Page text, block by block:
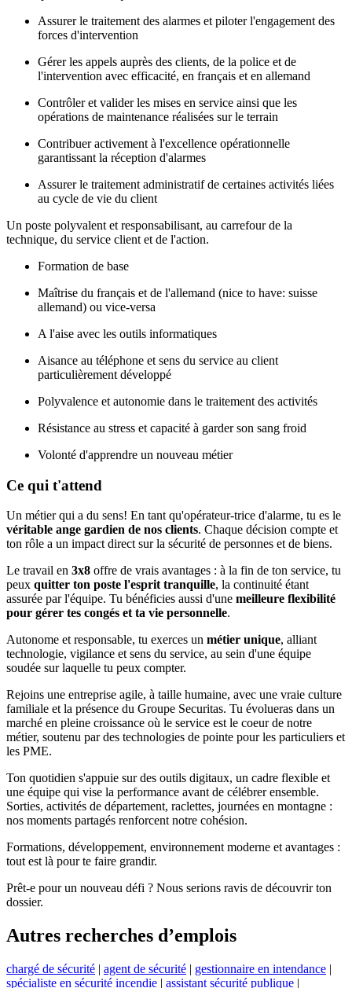
Assurer le traitement des alarmes et piloter l'engagement des
forces d'intervention
Gérer les appels auprès des clients, de la police et de
l'intervention avec efficacité, en français et en allemand
Contrôler et valider les mises en service ainsi que les
opérations de maintenance réalisées sur le terrain
Contribuer activement à l'excellence opérationnelle
garantissant la réception d'alarmes
Assurer le traitement administratif de certaines activités liées
au cycle de vie du client
Un poste polyvalent et responsabilisant, au carrefour de la
technique, du service client et de l'action.
Formation de base
Maîtrise du français et de l'allemand (nice to have: suisse
allemand) ou vice-versa
A l'aise avec les outils informatiques
Aisance au téléphone et sens du service au client
particulièrement développé
Polyvalence et autonomie dans le traitement des activités
Résistance au stress et capacité à garder son sang froid
Volonté d'apprendre un nouveau métier
Ce qui t'attend
Un métier qui a du sens! En tant qu'opérateur-trice d'alarme, tu es le
véritable ange gardien de nos clients. Chaque décision compte et
ton rôle a un impact direct sur la sécurité de personnes et de biens.
Le travail en 3x8 offre de vrais avantages : à la fin de ton service, tu
peux quitter ton poste l'esprit tranquille, la continuité étant
assurée par l'équipe. Tu bénéficies aussi d'une meilleure flexibilité
pour gérer tes congés et ta vie personnelle.
Autonome et responsable, tu exerces un métier unique, alliant
technologie, vigilance et sens du service, au sein d'une équipe
soudée sur laquelle tu peux compter.
Rejoins une entreprise agile, à taille humaine, avec une vraie culture
familiale et la présence du Groupe Securitas. Tu évolueras dans un
marché en pleine croissance où le service est le coeur de notre
métier, soutenu par des technologies de pointe pour les particuliers et
les PME.
Ton quotidien s'appuie sur des outils digitaux, un cadre flexible et
une équipe qui vise la performance avant de célébrer ensemble.
Sorties, activités de département, raclettes, journées en montagne :
nos moments partagés renforcent notre cohésion.
Formations, développement, environnement moderne et avantages :
tout est là pour te faire grandir.
Prêt-e pour un nouveau défi ? Nous serions ravis de découvrir ton
dossier.
Autres recherches d’emplois
chargé de sécurité | agent de sécurité | gestionnaire en intendance |
spécialiste en sécurité incendie | assistant sécurité publique |